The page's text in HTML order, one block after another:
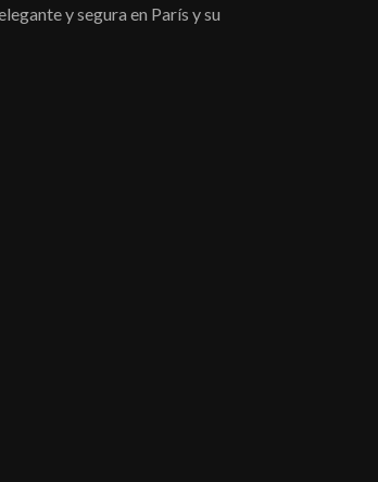
y segura en París y su